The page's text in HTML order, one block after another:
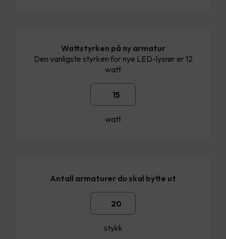
Wattstyrken på ny armatur
Den vanligste styrken for nye LED-lysrør er 12
watt
watt
Antall armaturer du skal bytte ut
stykk